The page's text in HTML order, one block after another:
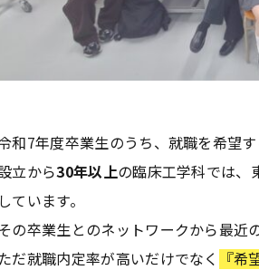
和7年度卒業生のうち、就職を希望
立から30年以上の臨床工学科では、
しています。
の卒業生とのネットワークから最近
ただ就職内定率が高いだけでなく
『